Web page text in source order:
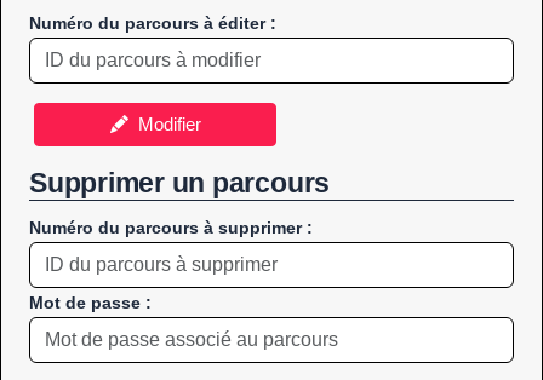
Numéro du parcours à éditer :
Modifier
Supprimer un parcours
Numéro du parcours à supprimer :
Mot de passe :